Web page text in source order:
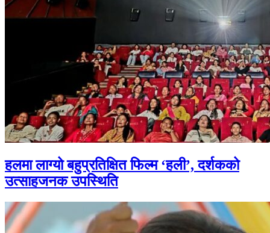
हलमा लाग्यो बहुप्रतिक्षित फिल्म ‘हली’, दर्शकको
उत्साहजनक उपस्थिति